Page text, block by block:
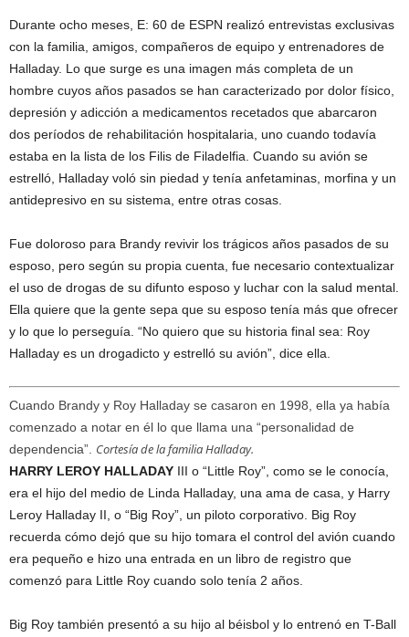
Durante ocho meses, E: 60 de ESPN realizó entrevistas exclusivas
con la familia, amigos, compañeros de equipo y entrenadores de
Halladay. Lo que surge es una imagen más completa de un
hombre cuyos años pasados ​​se han caracterizado por dolor físico,
depresión y adicción a medicamentos recetados que abarcaron
dos períodos de rehabilitación hospitalaria, uno cuando todavía
estaba en la lista de los Filis de Filadelfia. Cuando su avión se
estrelló, Halladay voló sin piedad y tenía anfetaminas, morfina y un
antidepresivo en su sistema, entre otras cosas.
Fue doloroso para Brandy revivir los trágicos años pasados ​​de su
esposo, pero según su propia cuenta, fue necesario contextualizar
el uso de drogas de su difunto esposo y luchar con la salud mental.
Ella quiere que la gente sepa que su esposo tenía más que ofrecer
y lo que lo perseguía. “No quiero que su historia final sea: Roy
Halladay es un drogadicto y estrelló su avión”, dice ella.
Cuando Brandy y Roy Halladay se casaron en 1998, ella ya había
comenzado a notar en él lo que llama una “personalidad de
dependencia”. Cortesía de la familia Halladay.
HARRY LEROY HALLADAY III o “Little Roy”, como se le conocía,
era el hijo del medio de Linda Halladay, una ama de casa, y Harry
Leroy Halladay II, o “Big Roy”, un piloto corporativo. Big Roy
recuerda cómo dejó que su hijo tomara el control del avión cuando
era pequeño e hizo una entrada en un libro de registro que
comenzó para Little Roy cuando solo tenía 2 años.
Big Roy también presentó a su hijo al béisbol y lo entrenó en T-Ball